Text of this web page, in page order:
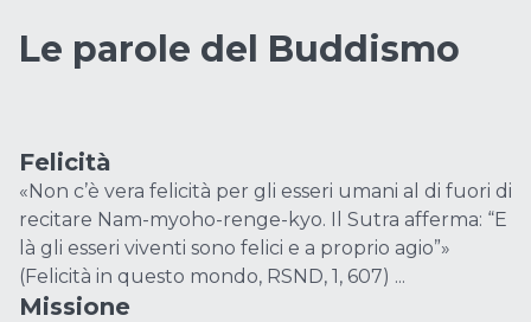
Le parole del Buddismo
Felicità
«Non c’è vera felicità per gli esseri umani al di fuori di
recitare Nam-myoho-renge-kyo. Il Sutra afferma: “E
là gli esseri viventi sono felici e a proprio agio”»
(Felicità in questo mondo, RSND, 1, 607) ...
Missione